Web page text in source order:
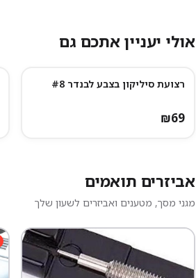
אולי יעניין אתכם גם
רצועת סיליקון בצבע לבנדר #8
₪69
אביזרים תואמים
מגני מסך, מטענים ואביזרים לשעון שלך